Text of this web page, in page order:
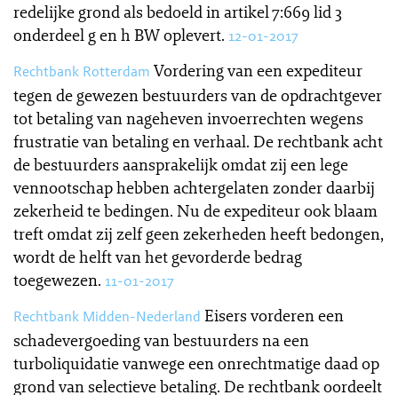
redelijke grond als bedoeld in artikel 7:669 lid 3
onderdeel g en h BW oplevert. 12-01-2017
Rechtbank Rotterdam Vordering van een expediteur
tegen de gewezen bestuurders van de opdrachtgever
tot betaling van nageheven invoerrechten wegens
frustratie van betaling en verhaal. De rechtbank acht
de bestuurders aansprakelijk omdat zij een lege
vennootschap hebben achtergelaten zonder daarbij
zekerheid te bedingen. Nu de expediteur ook blaam
treft omdat zij zelf geen zekerheden heeft bedongen,
wordt de helft van het gevorderde bedrag
toegewezen. 11-01-2017
Rechtbank Midden-Nederland Eisers vorderen een
schadevergoeding van bestuurders na een
turboliquidatie vanwege een onrechtmatige daad op
grond van selectieve betaling. De rechtbank oordeelt